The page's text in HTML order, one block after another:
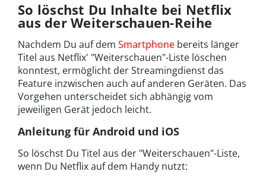
So löschst Du Inhalte bei Netflix
aus der Weiterschauen-Reihe
Nachdem Du auf dem Smartphone bereits länger
Titel aus Netflix' "Weiterschauen"-Liste löschen
konntest, ermöglicht der Streamingdienst das
Feature inzwischen auch auf anderen Geräten. Das
Vorgehen unterscheidet sich abhängig vom
jeweiligen Gerät jedoch leicht.
Anleitung für Android und iOS
So löschst Du Titel aus der "Weiterschauen"-Liste,
wenn Du Netflix auf dem Handy nutzt: